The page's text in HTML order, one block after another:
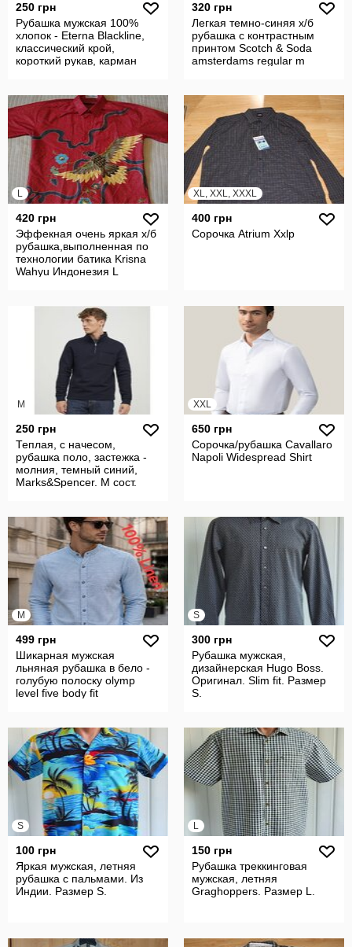
250 грн
Рубашка мужская 100%
хлопок - Eterna Blackline,
классический крой,
короткий рукав, карман
320 грн
Легкая темно-синяя х/б
рубашка с контрастным
принтом Scotch & Soda
amsterdams regular m
L
420 грн
Эффекная очень яркая х/б
рубашка,выполненная по
технологии батика Krisna
Wahyu Индонезия L
XL, XXL, XXXL
400 грн
Сорочка Atrium Ххlр
M
250 грн
Теплая, с начесом,
рубашка поло, застежка -
молния, темный синий,
Marks&Spencer. М сост.
XXL
650 грн
Сорочка/рубашка Cavallaro
Napoli Widespread Shirt
M
499 грн
Шикарная мужская
льняная рубашка в бело -
голубую полоску olymp
level five body fit
S
300 грн
Рубашка мужская,
дизайнерская Hugo Boss.
Оригинал. Slim fit. Размер
S.
S
100 грн
Яркая мужская, летняя
рубашка с пальмами. Из
Индии. Размер S.
L
150 грн
Рубашка треккинговая
мужская, летняя
Graghoppers. Размер L.